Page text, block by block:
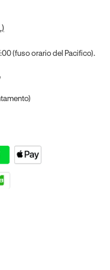
(fuso orario del Pacifico).